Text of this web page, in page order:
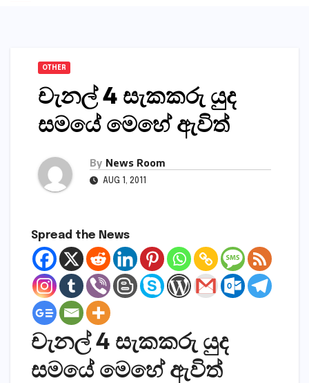
OTHER
චැනල් 4 සැකකරු යුද
සමයේ මෙහේ ඇවිත්
By News Room
AUG 1, 2011
Spread the News
චැනල් 4 සැකකරු යුද
සමයේ මෙහේ ඇවිත්